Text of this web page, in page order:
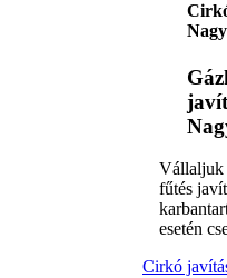
Vállaljuk
fűtés
esetén
Cirkó